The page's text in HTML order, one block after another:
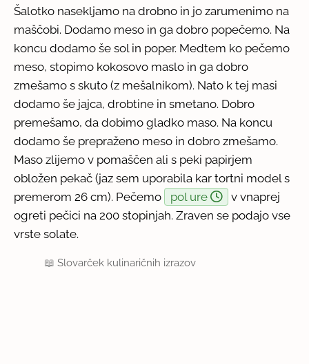
Šalotko nasekljamo na drobno in jo zarumenimo na
maščobi. Dodamo meso in ga dobro popečemo. Na
koncu dodamo še sol in poper. Medtem ko pečemo
meso, stopimo kokosovo maslo in ga dobro
zmešamo s skuto (z mešalnikom). Nato k tej masi
dodamo še jajca, drobtine in smetano. Dobro
premešamo, da dobimo gladko maso. Na koncu
dodamo še prepraženo meso in dobro zmešamo.
Maso zlijemo v pomaščen ali s peki papirjem
obložen pekač (jaz sem uporabila kar tortni model s
premerom 26 cm). Pečemo
pol ure
v vnaprej
ogreti pečici na 200 stopinjah. Zraven se podajo vse
vrste solate.
📖Slovarček kulinaričnih izrazov